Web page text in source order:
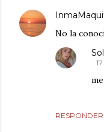
No la
RESPONDER